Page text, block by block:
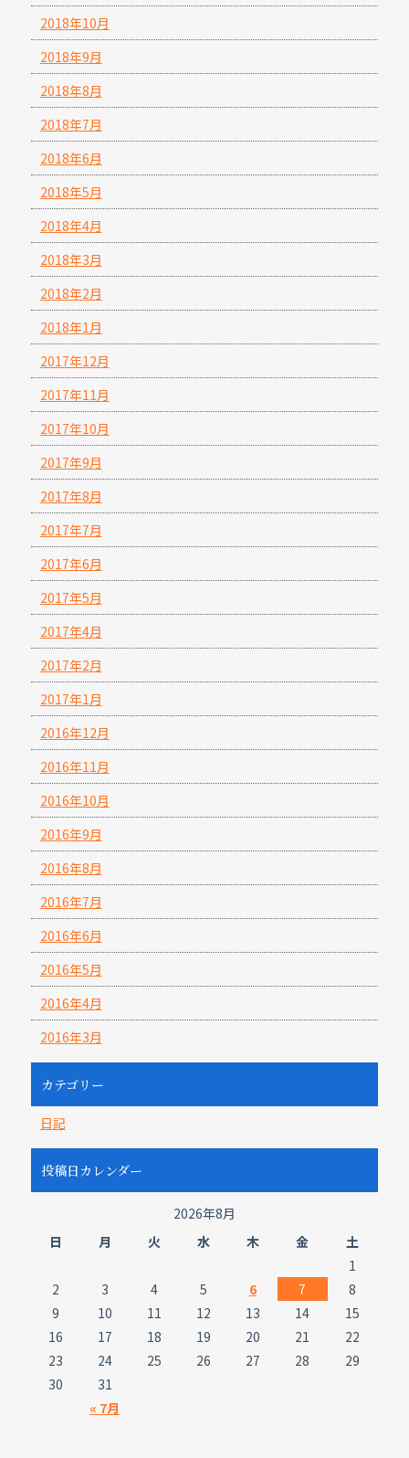
2018年10月
2018年9月
2018年8月
2018年7月
2018年6月
2018年5月
2018年4月
2018年3月
2018年2月
2018年1月
2017年12月
2017年11月
2017年10月
2017年9月
2017年8月
2017年7月
2017年6月
2017年5月
2017年4月
2017年2月
2017年1月
2016年12月
2016年11月
2016年10月
2016年9月
2016年8月
2016年7月
2016年6月
2016年5月
2016年4月
2016年3月
カテゴリー
日記
投稿日カレンダー
2026年8月
日
月 火 水 木 金 土
« 7月
1
2
3 4 5 6 7
8
9
10 11 12 13 14
15
16
17 18 19 20 21
22
23
24 25 26 27 28
29
30
31